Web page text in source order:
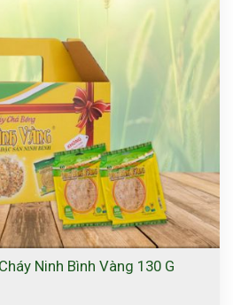
Ninh Bình Vàng 130 G